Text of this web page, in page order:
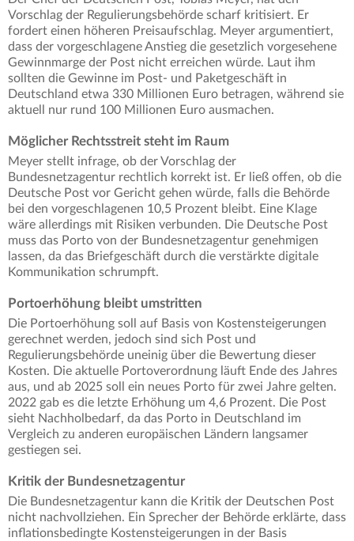
Vorschlag der Regulierungsbehörde scharf kritisiert. Er
fordert einen höheren Preisaufschlag. Meyer argumentiert,
dass der vorgeschlagene Anstieg die gesetzlich vorgesehene
Gewinnmarge der Post nicht erreichen würde. Laut ihm
sollten die Gewinne im Post- und Paketgeschäft in
Deutschland etwa 330 Millionen Euro betragen, während sie
aktuell nur rund 100 Millionen Euro ausmachen.
Möglicher Rechtsstreit steht im Raum
Meyer stellt infrage, ob der Vorschlag der
Bundesnetzagentur rechtlich korrekt ist. Er ließ offen, ob die
Deutsche Post vor Gericht gehen würde, falls die Behörde
bei den vorgeschlagenen 10,5 Prozent bleibt. Eine Klage
wäre allerdings mit Risiken verbunden. Die Deutsche Post
muss das Porto von der Bundesnetzagentur genehmigen
lassen, da das Briefgeschäft durch die verstärkte digitale
Kommunikation schrumpft.
Portoerhöhung bleibt umstritten
Die Portoerhöhung soll auf Basis von Kostensteigerungen
gerechnet werden, jedoch sind sich Post und
Regulierungsbehörde uneinig über die Bewertung dieser
Kosten. Die aktuelle Portoverordnung läuft Ende des Jahres
aus, und ab 2025 soll ein neues Porto für zwei Jahre gelten.
2022 gab es die letzte Erhöhung um 4,6 Prozent. Die Post
sieht Nachholbedarf, da das Porto in Deutschland im
Vergleich zu anderen europäischen Ländern langsamer
gestiegen sei.
Kritik der Bundesnetzagentur
Die Bundesnetzagentur kann die Kritik der Deutschen Post
nicht nachvollziehen. Ein Sprecher der Behörde erklärte, dass
inflationsbedingte Kostensteigerungen in der Basis